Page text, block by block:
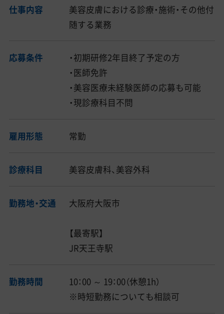
仕事内容
美容皮膚における診療・施術・その他付
随する業務
応募条件
・初期研修2年目終了予定の方
・医師免許
・美容医療未経験医師の応募も可能
・現診療科目不問
雇用形態 常勤
診療科目 美容皮膚科、美容外科
勤務地・交通 大阪府大阪市
【最寄駅】
JR天王寺駅
勤務時間
10：00 ～ 19：00（休憩1h）
※時短勤務についても相談可